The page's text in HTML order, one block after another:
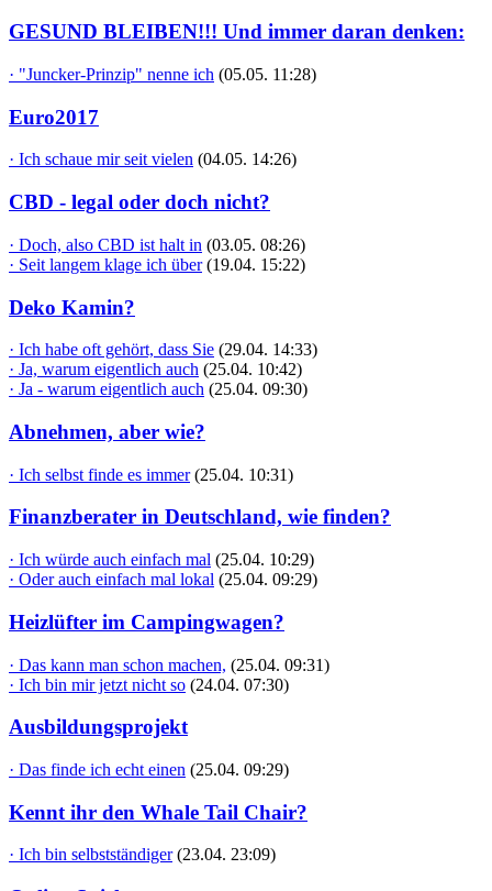
GESUND BLEIBEN!!! Und immer daran denken:
· "Juncker-Prinzip" nenne ich (05.05. 11:28)
Euro2017
· Ich schaue mir seit vielen (04.05. 14:26)
CBD - legal oder doch nicht?
· Doch, also CBD ist halt in (03.05. 08:26)
· Seit langem klage ich über (19.04. 15:22)
Deko Kamin?
· Ich habe oft gehört, dass Sie (29.04. 14:33)
· Ja, warum eigentlich auch (25.04. 10:42)
· Ja - warum eigentlich auch (25.04. 09:30)
Abnehmen, aber wie?
· Ich selbst finde es immer (25.04. 10:31)
Finanzberater in Deutschland, wie finden?
· Ich würde auch einfach mal (25.04. 10:29)
· Oder auch einfach mal lokal (25.04. 09:29)
Heizlüfter im Campingwagen?
· Das kann man schon machen, (25.04. 09:31)
· Ich bin mir jetzt nicht so (24.04. 07:30)
Ausbildungsprojekt
· Das finde ich echt einen (25.04. 09:29)
Kennt ihr den Whale Tail Chair?
· Ich bin selbstständiger (23.04. 23:09)